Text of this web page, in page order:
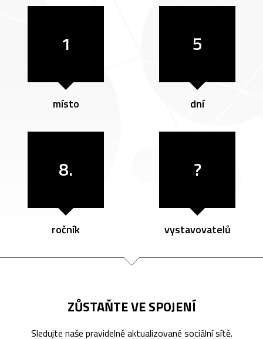
1
místo
5
dní
8.
ročník
?
vystavovatelů
ZŮSTAŇTE VE SPOJENÍ
Sledujte naše pravidelně aktualizované sociální sítě.